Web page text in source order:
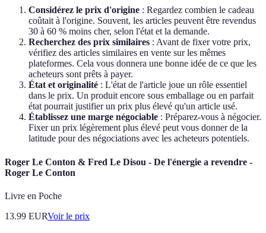
Considérez le prix d'origine : Regardez combien le cadeau
coûtait à l'origine. Souvent, les articles peuvent être revendus
30 à 60 % moins cher, selon l'état et la demande.
Recherchez des prix similaires : Avant de fixer votre prix,
vérifiez des articles similaires en vente sur les mêmes
plateformes. Cela vous donnera une bonne idée de ce que les
acheteurs sont prêts à payer.
État et originalité : L'état de l'article joue un rôle essentiel
dans le prix. Un produit encore sous emballage ou en parfait
état pourrait justifier un prix plus élevé qu'un article usé.
Établissez une marge négociable : Préparez-vous à négocier.
Fixer un prix légèrement plus élevé peut vous donner de la
latitude pour des négociations avec les acheteurs potentiels.
Roger Le Conton & Fred Le Disou - De l'énergie a revendre -
Roger Le Conton
Livre en Poche
13.99 EURVoir le prix